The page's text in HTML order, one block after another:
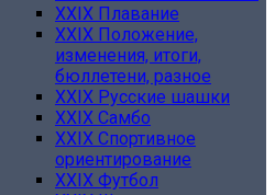
XXIX Плавание
XXIX Положение,
изменения, итоги,
бюллетени, разное
XXIX Русские шашки
XXIX Самбо
XXIX Спортивное
ориентирование
XXIX Футбол